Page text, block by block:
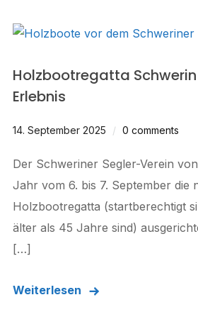
Holzbootregatta
Erlebnis
14. September 2025 0 comments
Der Schweriner Segler-Verein
Jahr vom 6. bis 7. September die
Holzbootregatta (startberechtigt
älter als 45 Jahre sind)
[…]
Weiterlesen